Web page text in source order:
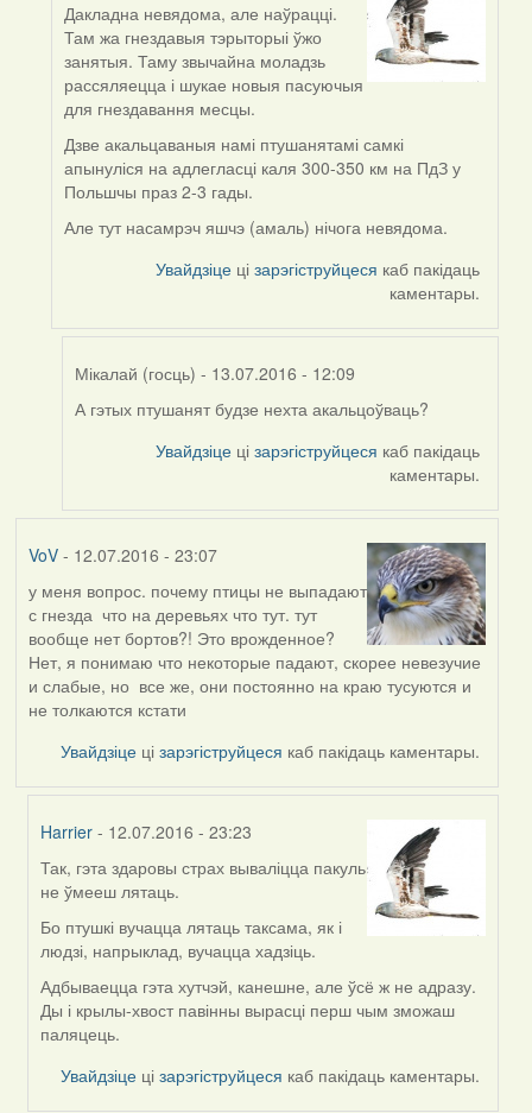
In
reply
to
by
Мікалай
(госць)
Дакладна невядома, але наўрацці.
Там жа гнездавыя тэрыторыі ўжо
занятыя. Таму звычайна моладзь
рассяляецца і шукае новыя пасуючыя
для гнездавання месцы.
Дзве акальцаваныя намі птушанятамі самкі
апынуліся на адлегласці каля 300-350 км на ПдЗ у
Польшчы праз 2-3 гады.
Але тут насамрэч яшчэ (амаль) нічога невядома.
Увайдзіце цізарэгіструйцеся каб пакідаць
каментары.
Мікалай (госць) - 13.07.2016 - 12:09
In
Harrier
А гэтых птушанят будзе нехта акальцоўваць?
Увайдзіце цізарэгіструйцеся каб пакідаць
каментары.
VoV- 12.07.2016 - 23:07
у меня вопрос. почему птицы не выпадают
с гнезда что на деревьях что тут. тут
вообще нет бортов?! Это врожденное?
Нет, я понимаю что некоторые падают, скорее невезучие
и слабые, но все же, они постоянно на краю тусуются и
не толкаются кстати
Увайдзіце цізарэгіструйцеся каб пакідаць каментары.
Harrier - 12.07.2016 - 23:23
In
reply
to
by
Так, гэта здаровы страх вываліцца пакуль
не ўмееш лятаць.
Бо птушкі вучацца лятаць таксама, як і
людзі, напрыклад, вучацца хадзіць.
Адбываецца гэта хутчэй, канешне, але ўсё ж не адразу.
Ды і крылы-хвост павінны вырасці перш чым зможаш
паляцець.
Увайдзіце цізарэгіструйцеся каб пакідаць каментары.